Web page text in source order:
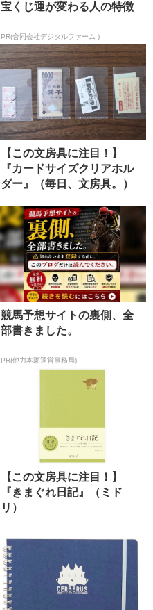
宝くじ運が変わる人の特徴
PR(合同会社デジタルファーム )
【この文房具に注目！】
『カードサイズクリアホル
ダー』（毎日、文房具。）
競馬予想サイトの裏側、全
部書きました。
PR(他力本願運営事務局)
【この文房具に注目！】
『きまぐれ日記』（ミド
リ）